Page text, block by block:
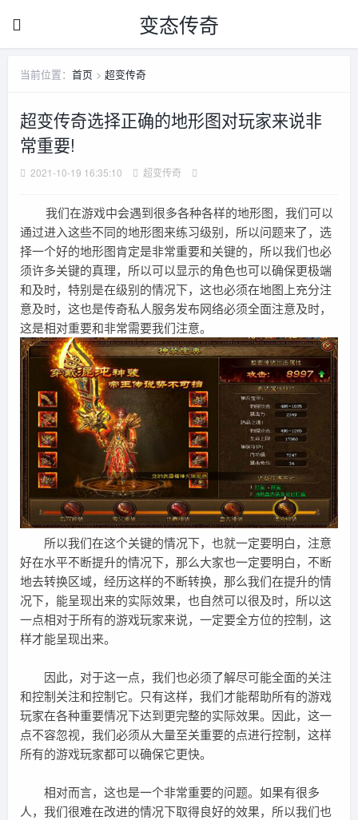
变态传奇
当前位置： 首页 > 超变传奇
超变传奇选择正确的地形图对玩家来说非
常重要!
2021-10-19 16:35:10 超变传奇
我们在游戏中会遇到很多各种各样的地形图，我们可以
通过进入这些不同的地形图来练习级别，所以问题来了，选
择一个好的地形图肯定是非常重要和关键的，所以我们也必
须许多关键的真理，所以可以显示的角色也可以确保更极端
和及时，特别是在级别的情况下，这也必须在地图上充分注
意及时，这也是传奇私人服务发布网络必须全面注意及时，
这是相对重要和非常需要我们注意。
所以我们在这个关键的情况下，也就一定要明白，注意
好在水平不断提升的情况下，那么大家也一定要明白，不断
地去转换区域，经历这样的不断转换，那么我们在提升的情
况下，能呈现出来的实际效果，也自然可以很及时，所以这
一点相对于所有的游戏玩家来说，一定要全方位的控制，这
样才能呈现出来。
因此，对于这一点，我们也必须了解尽可能全面的关注
和控制关注和控制它。只有这样，我们才能帮助所有的游戏
玩家在各种重要情况下达到更完整的实际效果。因此，这一
点不容忽视，我们必须从大量至关重要的点进行控制，这样
所有的游戏玩家都可以确保它更快。
相对而言，这也是一个非常重要的问题。如果有很多
人，我们很难在改进的情况下取得良好的效果，所以我们也